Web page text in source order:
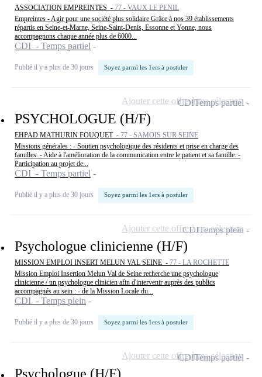
ASSOCIATION EMPREINTES - 77 - VAUX LE PENIL
Empreintes - Agir pour une société plus solidaire Grâce à nos 39 établissements
répartis en Seine-et-Marne, Seine-Saint-Denis, Essonne et Yonne, nous
accompagnons chaque année plus de 6000...
CDI - Temps partiel
Publié il y a plus de 30 jours Soyez parmi les 1ers à postuler
PSYCHOLOGUE (H/F)
EHPAD MATHURIN FOUQUET - 77 - SAMOIS SUR SEINE
Missions générales : - Soutien psychologique des résidents et prise en charge des
familles. - Aide à l'amélioration de la communication entre le patient et sa famille. -
Participation au projet de...
CDI - Temps partiel
Publié il y a plus de 30 jours Soyez parmi les 1ers à postuler
CDITemps partiel
Ajouter cette offre à ma sélection
Psychologue clinicienne (H/F)
MISSION EMPLOI INSERT MELUN VAL SEINE - 77 - LA ROCHETTE
Mission Emploi Insertion Melun Val de Seine recherche une psychologue
clinicienne / un psychologue clinicien afin d'intervenir auprès des publics
accompagnés au sein : - de la Mission Locale du...
CDI - Temps plein
Publié il y a plus de 30 jours Soyez parmi les 1ers à postuler
CDITemps plein
Ajouter cette offre à ma sélection
Psychologue (H/F)
CDITemps partiel
Ajouter cette offre à ma sélection